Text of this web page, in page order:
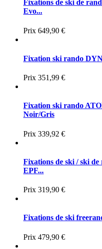
Fixations de ski de
Evo...
Prix 649,90 €
Fixation ski rando
Prix 351,99 €
Fixation ski rando
Noir/Gris
Prix 339,92 €
Fixations de ski / ski
EPF...
Prix 319,90 €
Fixations de ski
Prix 479,90 €